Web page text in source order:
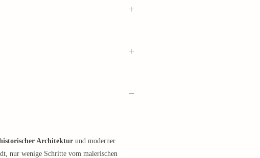
Architektur und moderner
nur wenige Schritte vom malerischen